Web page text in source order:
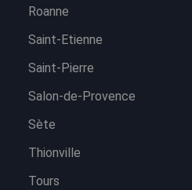
Roanne
Saint-Etienne
Saint-Pierre
Salon-de-Provence
Sète
Thionville
Tours